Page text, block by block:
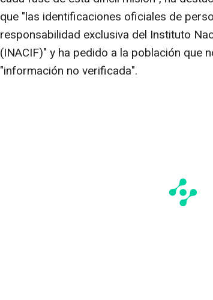
que "las identificaciones oficiales de
responsabilidad exclusiva del Instituto
(INACIF)" y ha pedido a la población que
"información no verificada".